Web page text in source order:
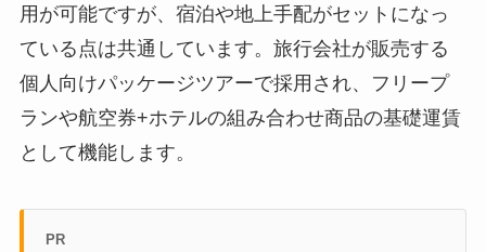
用が可能ですが、宿泊や地上手配がセットになっ
ている点は共通しています。旅行会社が販売する
個人向けパッケージツアーで採用され、フリープ
ランや航空券+ホテルの組み合わせ商品の基礎運賃
として機能します。
PR